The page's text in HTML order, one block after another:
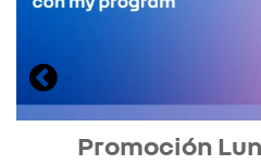
Promoción